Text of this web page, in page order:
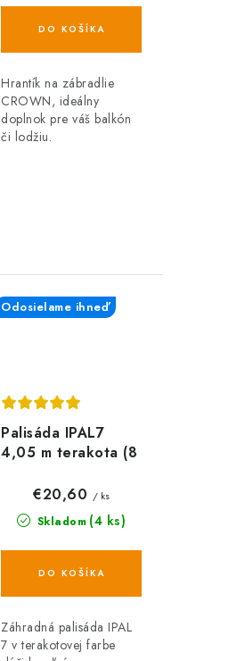
DO KOŠÍKA
Hrantík na zábradlie
CROWN, ideálny
doplnok pre váš balkón
či lodžiu.
Palisáda IPAL7
4,05 m terakota (8
Odosielame ihneď
Skladom (4 ks)
€20,60 / ks
DO KOŠÍKA
Záhradná palisáda IPAL
7 v terakotovej farbe